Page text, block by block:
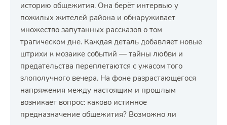
историю общежития. Она берёт интервью у
пожилых жителей района и обнаруживает
множество запутанных рассказов о том
трагическом дне. Каждая деталь добавляет новые
штрихи к мозаике событий — тайны любви и
предательства переплетаются с ужасом того
злополучного вечера. На фоне разрастающегося
напряжения между настоящим и прошлым
возникает вопрос: каково истинное
предназначение общежития? Возможно ли